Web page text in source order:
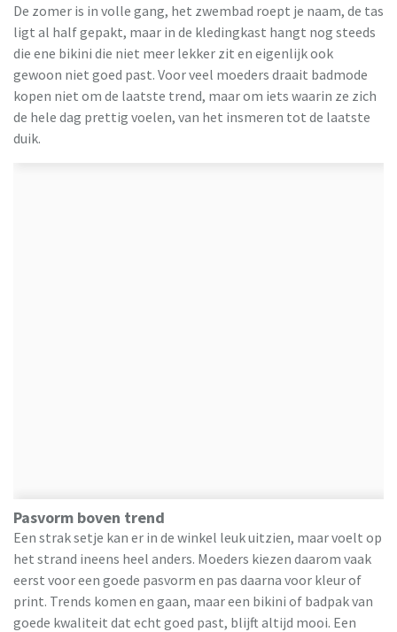
De zomer is in volle gang, het zwembad roept je naam, de tas
ligt al half gepakt, maar in de kledingkast hangt nog steeds
die ene bikini die niet meer lekker zit en eigenlijk ook
gewoon niet goed past. Voor veel moeders draait badmode
kopen niet om de laatste trend, maar om iets waarin ze zich
de hele dag prettig voelen, van het insmeren tot de laatste
duik.
Pasvorm boven trend
Een strak setje kan er in de winkel leuk uitzien, maar voelt op
het strand ineens heel anders. Moeders kiezen daarom vaak
eerst voor een goede pasvorm en pas daarna voor kleur of
print. Trends komen en gaan, maar een bikini of badpak van
goede kwaliteit dat echt goed past, blijft altijd mooi. Een